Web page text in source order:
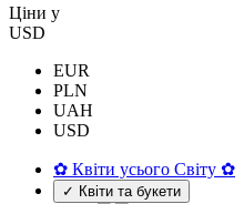
Цiни у
USD
EUR
PLN
UAH
USD
✿ Квіти усього Світу ✿
✓ Квіти та букети